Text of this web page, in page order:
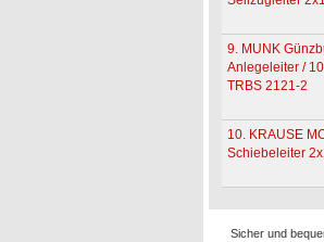
9. MUNK
Anlegeleiter /
TRBS 2121-2
10. KRAUSE
Schiebeleiter
Sicher und